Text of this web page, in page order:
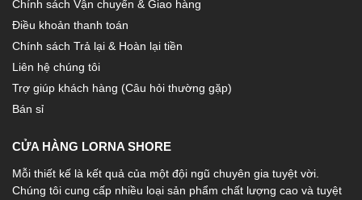
Chính sách Vận chuyển & Giao hàng
Điều khoản thanh toán
Chính sách Trả lại & Hoàn lại tiền
Liên hệ chúng tôi
Trợ giúp khách hàng (Câu hỏi thường gặp)
Bán sỉ
CỬA HÀNG LORNA SHORE
Mỗi thiết kế là kết quả của một đội ngũ chuyên gia tuyệt vời.
Chúng tôi cung cấp nhiều loại sản phẩm chất lượng cao và tuyệt